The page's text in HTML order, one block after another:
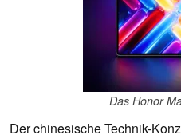
Das Honor
Der chinesische Technik-